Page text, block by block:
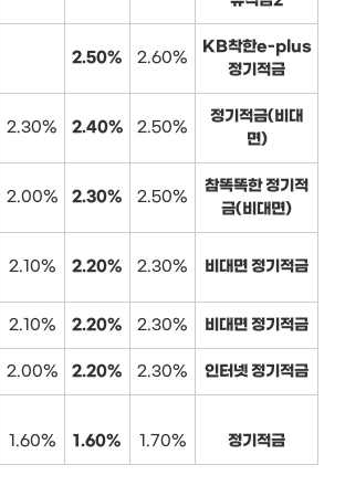
2.50% 2.60%
KB착한e-plus
정기적금
2.30% 2.40% 2.50%
정기적금(비대
면)
2.00% 2.30% 2.50%
참똑똑한 정기적
금(비대면)
2.10% 2.20% 2.30% 비대면 정기적금
2.10% 2.20% 2.30% 비대면 정기적금
2.00% 2.20% 2.30% 인터넷 정기적금
1.60% 1.60% 1.70% 정기적금